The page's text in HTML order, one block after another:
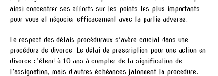
ainsi concentrer ses efforts sur les points les plus importants
pour vous et négocier efficacement avec la partie adverse.
Le respect des délais procéduraux s’avère crucial dans une
procédure de divorce. Le délai de prescription pour une action en
divorce s’étend à 10 ans à compter de la signification de
l’assignation, mais d’autres échéances jalonnent la procédure.